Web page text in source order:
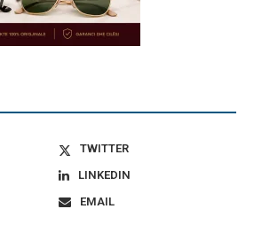
TWITTER
LINKEDIN
EMAIL